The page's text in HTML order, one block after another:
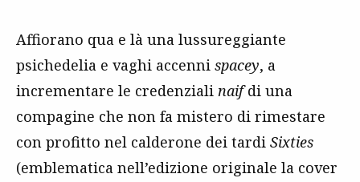
Affiorano qua e là una lussureggiante
psichedelia e vaghi accenni spacey, a
incrementare le credenziali naifdi una
compagine che non fa mistero di rimestare
con profitto nel calderone dei tardi Sixties
(emblematica nell’edizione originale la cover